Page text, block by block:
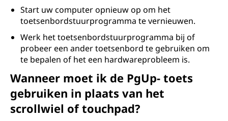
Start uw computer opnieuw op om het
toetsenbordstuurprogramma te vernieuwen.
Werk het toetsenbordstuurprogramma bij of
probeer een ander toetsenbord te gebruiken om
te bepalen of het een hardwareprobleem is.
Wanneer moet ik de PgUp- toets
gebruiken in plaats van het
scrollwiel of touchpad?